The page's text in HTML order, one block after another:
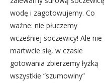
wodę i zagotowujemy. Co
ważne: nie płuczemy
wcześniej soczewicy! Ale nie
martwcie się, w czasie
gotowania zbierzemy łyżką
wszystkie “szumowiny”